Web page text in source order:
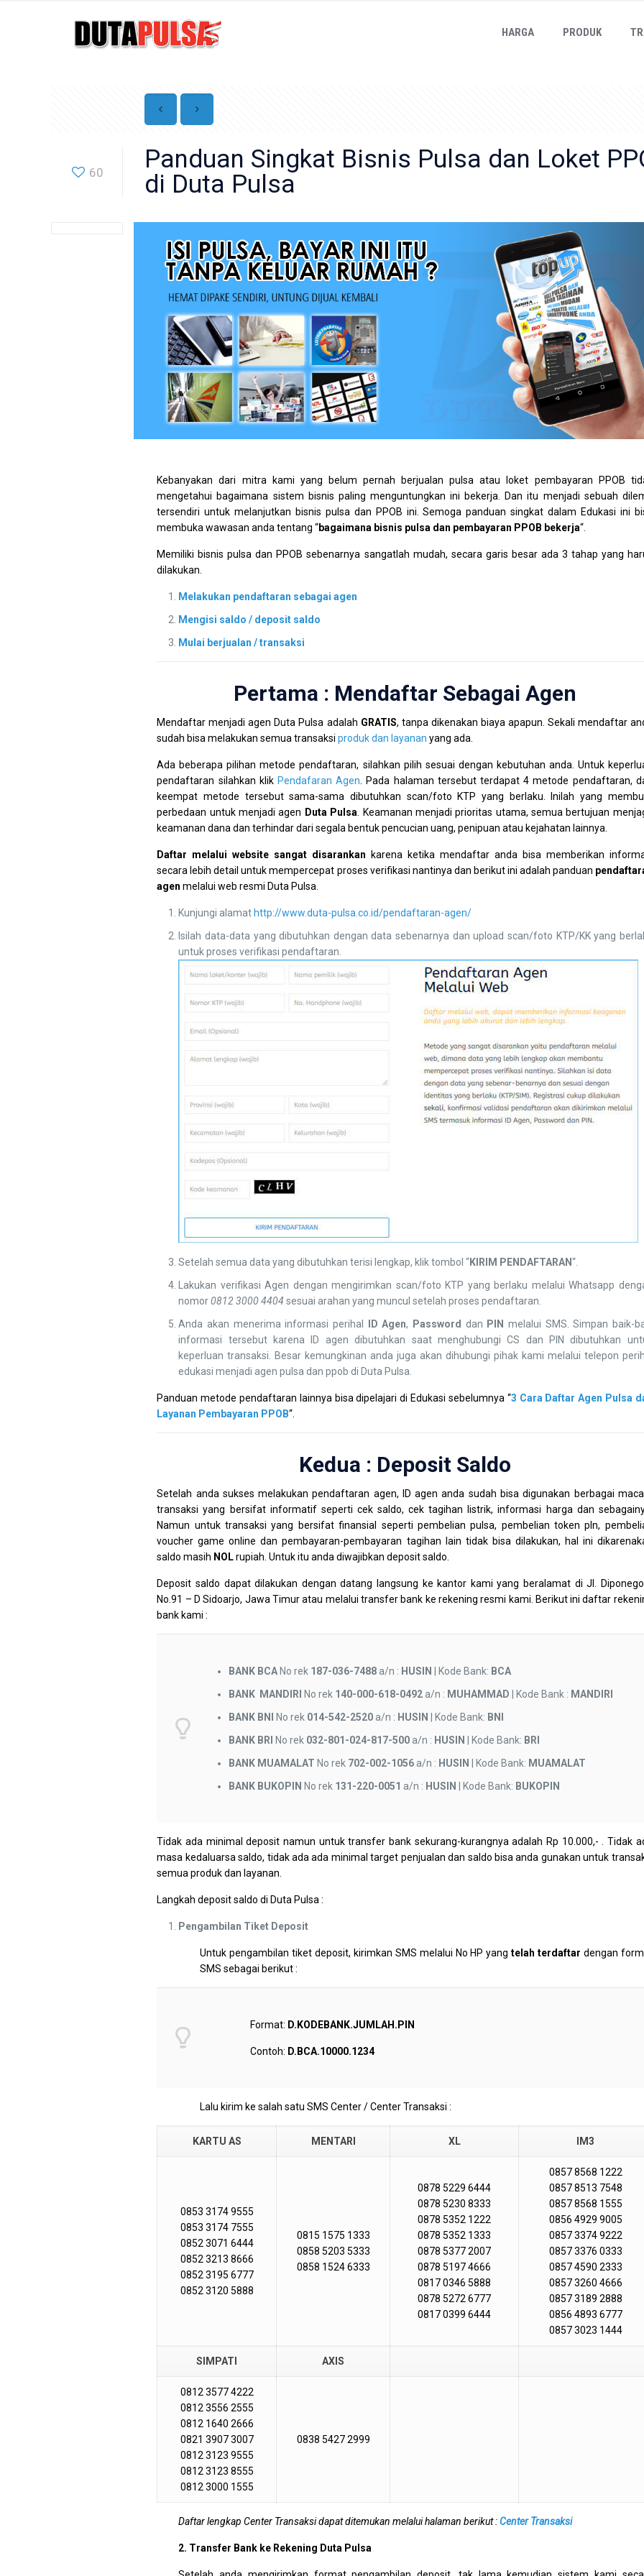
HARGA PRODUK
60
Panduan Singkat Bisnis Pulsa dan Loket
di Duta Pulsa
Kebanyakan dari mitra kami yang belum pernah berjualan pulsa atau loket pembayaran PPOB
mengetahui bagaimana sistem bisnis paling menguntungkan ini bekerja. Dan itu menjadi sebuah
tersendiri untuk melanjutkan bisnis pulsa dan PPOB ini. Semoga panduan singkat dalam Edukasi ini
membuka wawasan anda tentang “bagaimana bisnis pulsa dan pembayaran PPOB bekerja“.
Memiliki bisnis pulsa dan PPOB sebenarnya sangatlah mudah, secara garis besar ada 3 tahap yang
dilakukan.
Melakukan pendaftaran sebagai agen
Mengisi saldo / deposit saldo
Mulai berjualan / transaksi
Pertama : Mendaftar Sebagai Agen
Mendaftar menjadi agen Duta Pulsa adalah GRATIS, tanpa dikenakan biaya apapun. Sekali mendaftar
sudah bisa melakukan semua transaksiproduk dan layanan yang ada.
Ada beberapa pilihan metode pendaftaran, silahkan pilih sesuai dengan kebutuhan anda. Untuk
pendaftaran silahkan klik Pendafaran Agen . Pada halaman tersebut terdapat 4 metode pendaftaran,
keempat metode tersebut sama-sama dibutuhkan scan/foto KTP yang berlaku. Inilah yang
perbedaan untuk menjadi agen Duta Pulsa . Keamanan menjadi prioritas utama, semua bertujuan
keamanan dana dan terhindar dari segala bentuk pencucian uang, penipuan atau kejahatan lainnya.
Daftar melalui website sangat disarankan karena ketika mendaftar anda bisa memberikan
secara lebih detail untuk mempercepat proses verifikasi nantinya dan berikut ini adalah panduan
agen melalui web resmi Duta Pulsa.
Kunjungi alamat http://www.duta-pulsa.co.id/pendaftaran-agen/
Isilah data-data yang dibutuhkan dengan data sebenarnya dan upload scan/foto KTP/KK yang
untuk proses verifikasi pendaftaran.
Setelah semua data yang dibutuhkan terisi lengkap, klik tombol “KIRIM PENDAFTARAN“.
Lakukan verifikasi Agen dengan mengirimkan scan/foto KTP yang berlaku melalui Whatsapp
nomor0812 3000 4404 sesuai arahan yang muncul setelah proses pendaftaran.
Anda akan menerima informasi perihal
ID Agen, Password dan PIN melalui SMS. Simpan baik-
informasi tersebut karena ID agen dibutuhkan saat menghubungi CS dan PIN dibutuhkan
keperluan transaksi. Besar kemungkinan anda juga akan dihubungi pihak kami melalui telepon
edukasi menjadi agen pulsa dan ppob di Duta Pulsa.
Panduan metode pendaftaran lainnya bisa dipelajari di Edukasi sebelumnya “3 Cara Daftar Agen Pulsa
Layanan Pembayaran PPOB“.
Kedua : Deposit Saldo
Setelah anda sukses melakukan pendaftaran agen, ID agen anda sudah bisa digunakan berbagai
transaksi yang bersifat informatif seperti cek saldo, cek tagihan listrik, informasi harga dan
Namun untuk transaksi yang bersifat finansial seperti pembelian pulsa, pembelian token pln,
voucher game online dan pembayaran-pembayaran tagihan lain tidak bisa dilakukan, hal ini
saldo masih NOLrupiah. Untuk itu anda diwajibkan deposit saldo.
Deposit saldo dapat dilakukan dengan datang langsung ke kantor kami yang beralamat di Jl.
No.91 – D Sidoarjo, Jawa Timur atau melalui transfer bank ke rekening resmi kami. Berikut ini daftar
bank kami :
BANK BCA No rek 187-036-7488 a/n : HUSIN | Kode Bank: BCA
BANK MANDIRI
No rek 140-000-618-0492 a/n : MUHAMMAD | Kode Bank : MANDIRI
BANK BNI No rek 014-542-2520 a/n : HUSIN | Kode Bank: BNI
BANK BRI No rek 032-801-024-817-500 a/n : HUSIN | Kode Bank: BRI
BANK MUAMALAT No rek 702-002-1056 a/n : HUSIN | Kode Bank: MUAMALAT
BANK BUKOPIN No rek 131-220-0051 a/n : HUSIN | Kode Bank: BUKOPIN
Tidak ada minimal deposit namun untuk transfer bank sekurang-kurangnya adalah Rp 10.000,- . Tidak
masa kedaluarsa saldo, tidak ada ada minimal target penjualan dan saldo bisa anda gunakan untuk
semua produk dan layanan.
Langkah deposit saldo di Duta Pulsa :
Pengambilan Tiket Deposit
Untuk pengambilan tiket deposit, kirimkan SMS melalui No HP yangtelah terdaftar dengan
SMS sebagai berikut :
Format: D.KODEBANK.JUMLAH.PIN
Contoh: D.BCA.10000.1234
Lalu kirim ke salah satu SMS Center / Center Transaksi :
KARTU AS MENTARI XL IM3
0853 3174 9555
0853 3174 7555
0852 3071 6444
0852 3213 8666
0852 3195 6777
0852 3120 5888
0815 1575 1333
0858 5203 5333
0858 1524 6333
0878 5229 6444
0878 5230 8333
0878 5352 1222
0878 5352 1333
0878 5377 2007
0878 5197 4666
0817 0346 5888
0878 5272 6777
0817 0399 6444
0857 8568 1222
0857 8513 7548
0857 8568 1555
0856 4929 9005
0857 3374 9222
0857 3376 0333
0857 4590 2333
0857 3260 4666
0857 3189 2888
0856 4893 6777
0857 3023 1444
SIMPATI AXIS
0812 3577 4222
0812 3556 2555
0812 1640 2666
0821 3907 3007
0812 3123 9555
0812 3123 8555
0812 3000 1555
0838 5427 2999
Daftar lengkap Center Transaksi dapat ditemukan melalui halaman berikut :Center Transaksi
2. Transfer Bank ke Rekening Duta Pulsa